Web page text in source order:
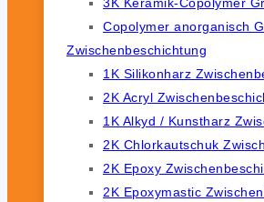
Copolymer anorganisch
Zwischenbeschichtung
1K Silikonharz
2K Acryl
1K Alkyd / Kunstharz
2K Chlorkautschuk
2K Epoxy
2K Epoxymastic